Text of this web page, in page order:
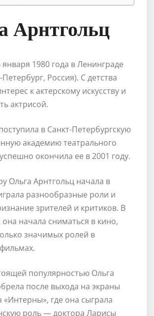
Арнтгольц
1980 года в Ленинграде
Россия). С детства
к актерскому искусству и
актрисой.
в Санкт-Петербургскую
академию театрального
окончила ее в 2001 году.
Ольга Арнтгольц начала в
разнообразные роли и
зрителей и критиков. В
начала сниматься в кино,
значимых ролей в
популярностью Ольга
после выхода на экраны
«Интерны», где она сыграла
роль — доктора Ларисы